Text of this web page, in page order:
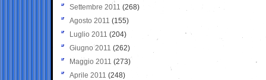
Settembre 2011 (268)
Agosto 2011 (155)
Luglio 2011 (204)
Giugno 2011 (262)
Maggio 2011 (273)
Aprile 2011 (248)